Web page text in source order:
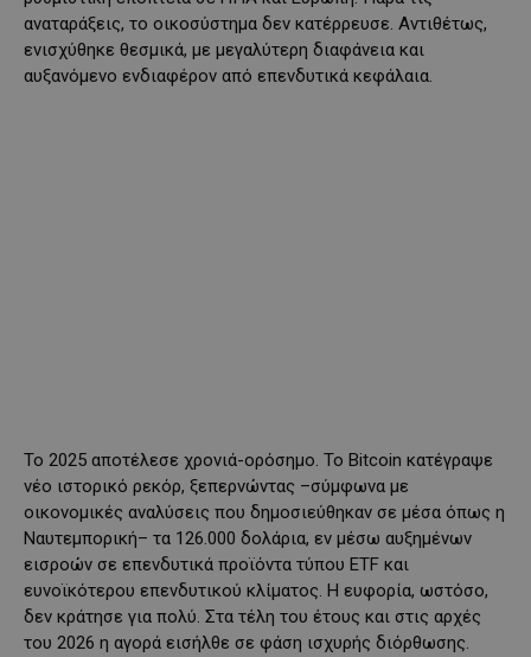
αναταράξεις, το οικοσύστημα δεν κατέρρευσε. Αντιθέτως,
ενισχύθηκε θεσμικά, με μεγαλύτερη διαφάνεια και
αυξανόμενο ενδιαφέρον από επενδυτικά κεφάλαια.
Το 2025 αποτέλεσε χρονιά-ορόσημο. Το Bitcoin κατέγραψε
νέο ιστορικό ρεκόρ, ξεπερνώντας –σύμφωνα με
οικονομικές αναλύσεις που δημοσιεύθηκαν σε μέσα όπως η
Ναυτεμπορική– τα 126.000 δολάρια, εν μέσω αυξημένων
εισροών σε επενδυτικά προϊόντα τύπου ETF και
ευνοϊκότερου επενδυτικού κλίματος. Η ευφορία, ωστόσο,
δεν κράτησε για πολύ. Στα τέλη του έτους και στις αρχές
του 2026 η αγορά εισήλθε σε φάση ισχυρής διόρθωσης.